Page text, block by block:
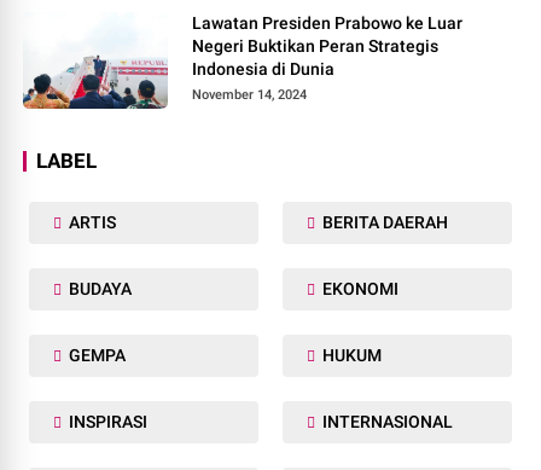
Lawatan Presiden Prabowo ke Luar
Negeri Buktikan Peran Strategis
Indonesia di Dunia
November 14, 2024
LABEL
ARTIS BERITA DAERAH
BUDAYA EKONOMI
GEMPA HUKUM
INSPIRASI INTERNASIONAL